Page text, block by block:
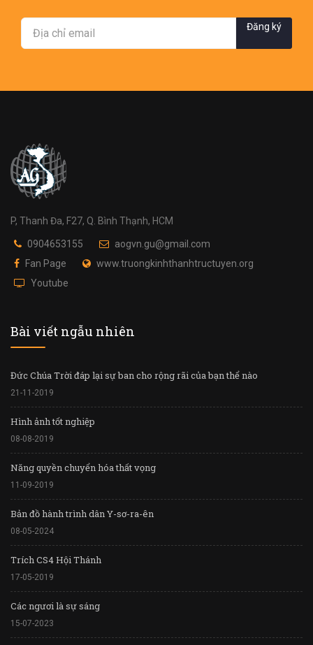
Đăng ký
P, Thanh Đa, F27, Q. Bình Thạnh, HCM
0904653155
aogvn.gu@gmail.com
Fan Page
www.truongkinhthanhtructuyen.org
Youtube
Bài viết ngẫu nhiên
Đức Chúa Trời đáp lại sự ban cho rộng rãi của bạn thể nào
21-11-2019
Hình ảnh tốt nghiệp
08-08-2019
Năng quyền chuyển hóa thất vọng
11-09-2019
Bản đồ hành trình dân Y-sơ-ra-ên
08-05-2024
Trích CS4 Hội Thánh
17-05-2019
Các ngươi là sự sáng
15-07-2023